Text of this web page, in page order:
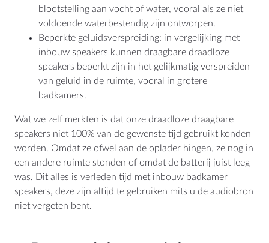
blootstelling aan vocht of water, vooral als ze niet
voldoende waterbestendig zijn ontworpen.
Beperkte geluidsverspreiding: in vergelijking met
inbouw speakers kunnen draagbare draadloze
speakers beperkt zijn in het gelijkmatig verspreiden
van geluid in de ruimte, vooral in grotere
badkamers.
Wat we zelf merkten is dat onze draadloze draagbare
speakers niet 100% van de gewenste tijd gebruikt konden
worden. Omdat ze ofwel aan de oplader hingen, ze nog in
een andere ruimte stonden of omdat de batterij juist leeg
was. Dit alles is verleden tijd met inbouw badkamer
speakers, deze zijn altijd te gebruiken mits u de audiobron
niet vergeten bent.